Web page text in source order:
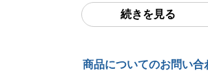
orb-2404082801-cm-081512688
東京都江戸川区中葛西6-10-15 2F
続きを見る
商品についてのお問い合